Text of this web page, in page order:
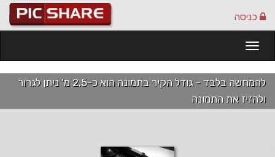
כניסה
להמחשה בלבד - גודל הקיר בתמונה הוא כ-2.5 מ' ניתן לגרור
ולהזיז את התמונה